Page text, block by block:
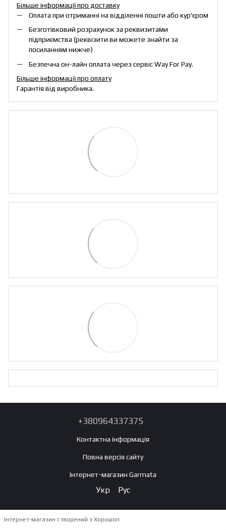
Більше інформації про доставку
Оплата при отриманні на відділенні пошти або кур'єром
Безготівковий розрахунок за реквизитами
підприємства (реквізити ви можете знайти за
посиланням нижче)
Безпечна он-лайн оплата через сервіс Way For Pay.
Більше інформації про оплату
Гарантія від виробника.
+380964337375
Контактна інформація
Повна версія сайту
Інтернет-магазин Garmata
Укр Рус
Інтернет-магазин створений з Хорошоп